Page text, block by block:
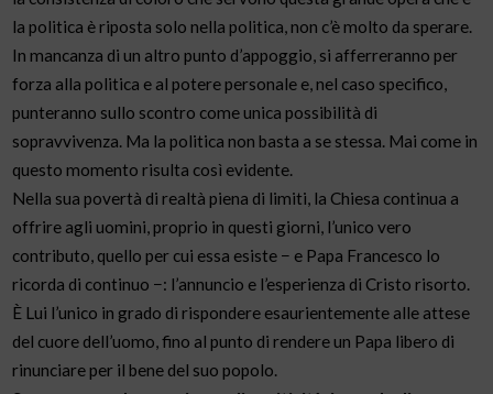
la politica è riposta solo nella politica, non c’è molto da sperare.
In mancanza di un altro punto d’appoggio, si afferreranno per
forza alla politica e al potere personale e, nel caso specifico,
punteranno sullo scontro come unica possibilità di
sopravvivenza. Ma la politica non basta a se stessa. Mai come in
questo momento risulta così evidente.
Nella sua povertà di realtà piena di limiti, la Chiesa continua a
offrire agli uomini, proprio in questi giorni, l’unico vero
contributo, quello per cui essa esiste − e Papa Francesco lo
ricorda di continuo −: l’annuncio e l’esperienza di Cristo risorto.
È Lui l’unico in grado di rispondere esaurientemente alle attese
del cuore dell’uomo, fino al punto di rendere un Papa libero di
rinunciare per il bene del suo popolo.